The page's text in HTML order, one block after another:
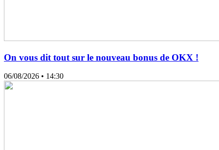
On vous dit tout sur le nouveau bonus de OKX !
06/08/2026 • 14:30